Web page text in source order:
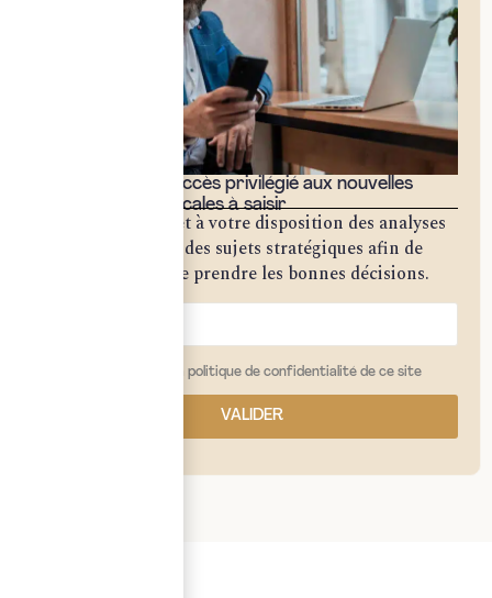
Bénéficiez d'un accès privilégié aux nouvelles
opportunités fiscales à saisir
Notre cabinet met à votre disposition des analyses
approfondies sur des sujets stratégiques afin de
vous permettre de prendre les bonnes décisions.
j'ai lu et j'accepte la politique de confidentialité de ce site
VALIDER